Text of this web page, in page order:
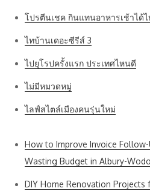
โปรตีนเชค กินแทนอาหารเช้าได้
ไทบ้านเดอะซีรีส์ 3
ไปยุโรปครั้งแรก ประเทศไหนดี
ไม่มีหมวดหมู่
ไลฟ์สไตล์เมืองคนรุ่นใหม่
How to Improve Invoice
Wasting Budget in Albury-
DIY Home Renovation Projects